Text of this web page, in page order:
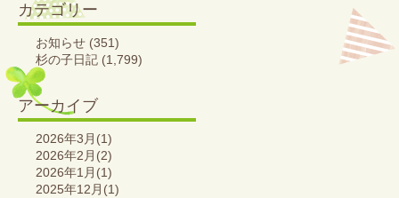
カテゴリー
お知らせ (351)
杉の子日記 (1,799)
アーカイブ
2026年3月(1)
2026年2月(2)
2026年1月(1)
2025年12月(1)